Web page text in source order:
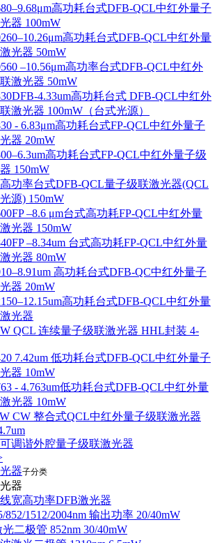
高功耗台式DFB-QCL中红外量子
器 100mW
高功耗台式DFB-QCL中红外量
光器 50mW
–10.56μm高功率台式DFB-QCL中红外
激光器 50mW
4.33um高功耗台式 DFB-QCL中红外
激光器 100mW（台式光源）
- 6.83μm高功耗台式FP-QCL中红外量子
器 20mW
高功耗台式FP-QCL中红外量子级
150mW
高功率台式DFB-QCL量子级联激光器(QCL
源) 150mW
–8.6 μm台式高功耗FP-QCL中红外量
光器 150mW
–8.34um 台式高功耗FP-QCL中红外量
光器 80mW
高功耗台式DFB-QC中红外量子
器 20mW
高功耗台式DFB-QCL中红外量
光器
QCL 连续量子级联激光器 HHL封装 4-
7.42um 低功耗台式DFB-QCL中红外量子
器 10mW
- 4.763um低功耗台式DFB-QCL中红外量
光器 10mW
CW 整合式QCL中红外量子级联激光器
调谐外腔量子级联激光器
器子分类
器
宽高功率DFB激光器
852/1512/2004nm 输出功率 20/40mW
二极管 852nm 30/40mW